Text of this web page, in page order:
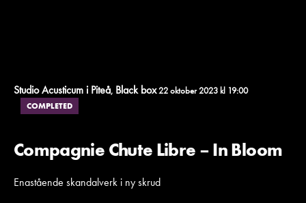
Studio Acusticum i Piteå, Black box22 oktober 2023 kl 19:00
COMPLETED
Compagnie Chute Libre – In Bloom
Enastående skandalverk i ny skrud